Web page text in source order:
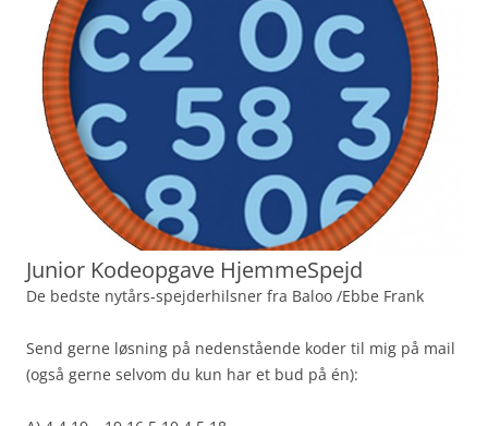
Junior Kodeopgave HjemmeSpejd
De bedste nytårs-spejderhilsner fra Baloo /Ebbe Frank
Send gerne løsning på nedenstående koder til mig på mail
(også gerne selvom du kun har et bud på én):